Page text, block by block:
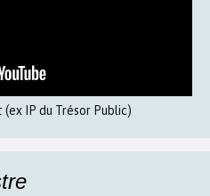
IP du Trésor Public)